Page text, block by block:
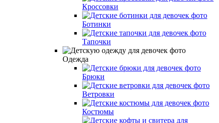
Кроссовки
Ботинки
Тапочки
Одежда
Брюки
Ветровки
Костюмы